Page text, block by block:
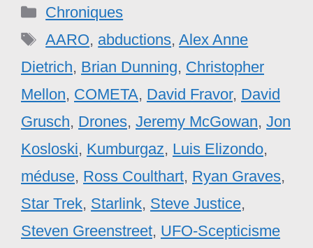
Catégories
Chroniques
Étiquettes
AARO, abductions,Alex Anne
Dietrich, Brian Dunning, Christopher
Mellon, COMETA, David Fravor, David
Grusch, Drones, Jeremy McGowan, Jon
Kosloski, Kumburgaz, Luis Elizondo,
méduse, Ross Coulthart, Ryan Graves,
Star Trek, Starlink, Steve Justice,
Steven Greenstreet, UFO-Scepticisme